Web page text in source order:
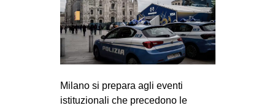
Milano si prepara agli eventi
istituzionali che precedono le